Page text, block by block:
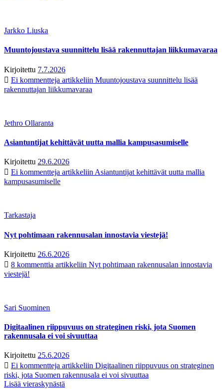
Jarkko Liuska
Muuntojoustava suunnittelu lisää rakennuttajan liikkumavaraa
Kirjoitettu 7.7.2026
Ei kommentteja artikkeliin Muuntojoustava suunnittelu lisää
rakennuttajan liikkumavaraa
Jethro Ollaranta
Asiantuntijat kehittävät uutta mallia kampusasumiselle
Kirjoitettu 29.6.2026
Ei kommentteja artikkeliin Asiantuntijat kehittävät uutta mallia
kampusasumiselle
Tarkastaja
Nyt pohtimaan rakennusalan innostavia viestejä!
Kirjoitettu 26.6.2026
8 kommenttia artikkeliin Nyt pohtimaan rakennusalan innostavia
viestejä!
Sari Suominen
Digitaalinen riippuvuus on strateginen riski, jota Suomen
rakennusala ei voi sivuuttaa
Kirjoitettu 25.6.2026
Ei kommentteja artikkeliin Digitaalinen riippuvuus on strateginen
riski, jota Suomen rakennusala ei voi sivuuttaa
Lisää vieraskynästä